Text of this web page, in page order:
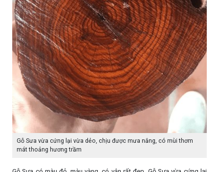
Gỗ Sưa vừa cứng lại vừa dẻo, chịu được mưa nắng, có mùi thơm
mát thoảng hương trầm